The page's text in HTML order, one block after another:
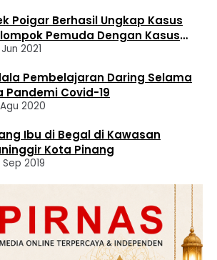
Poigar Berhasil Ungkap Kasus
Pemuda Dengan Kasus
2021
Pembelajaran Daring Selama
Pandemi Covid-19
2020
Ibu di Begal di Kawasan
Kota Pinang
2019